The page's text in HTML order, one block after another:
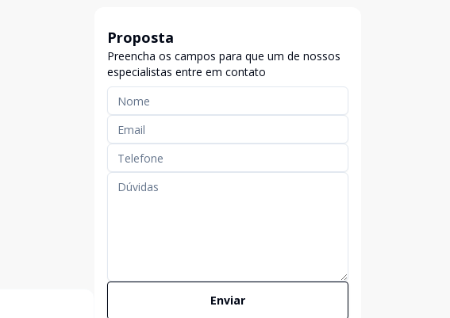
Proposta
Preencha os campos para que um de nossos
especialistas entre em contato
Enviar